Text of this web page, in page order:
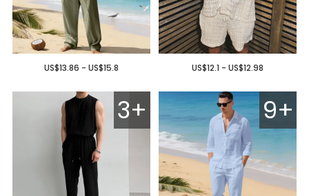
US$12.1 - US$12.98
US$13.86 - US$15.8
9+
3+